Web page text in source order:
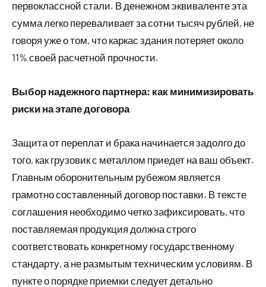
первоклассной стали. В денежном эквиваленте эта
сумма легко переваливает за сотни тысяч рублей, не
говоря уже о том, что каркас здания потеряет около
11% своей расчетной прочности.
Выбор надежного партнера: как минимизировать
риски на этапе договора
Защита от переплат и брака начинается задолго до
того, как грузовик с металлом приедет на ваш объект.
Главным оборонительным рубежом является
грамотно составленный договор поставки. В тексте
соглашения необходимо четко зафиксировать, что
поставляемая продукция должна строго
соответствовать конкретному государственному
стандарту, а не размытым техническим условиям. В
пункте о порядке приемки следует детально